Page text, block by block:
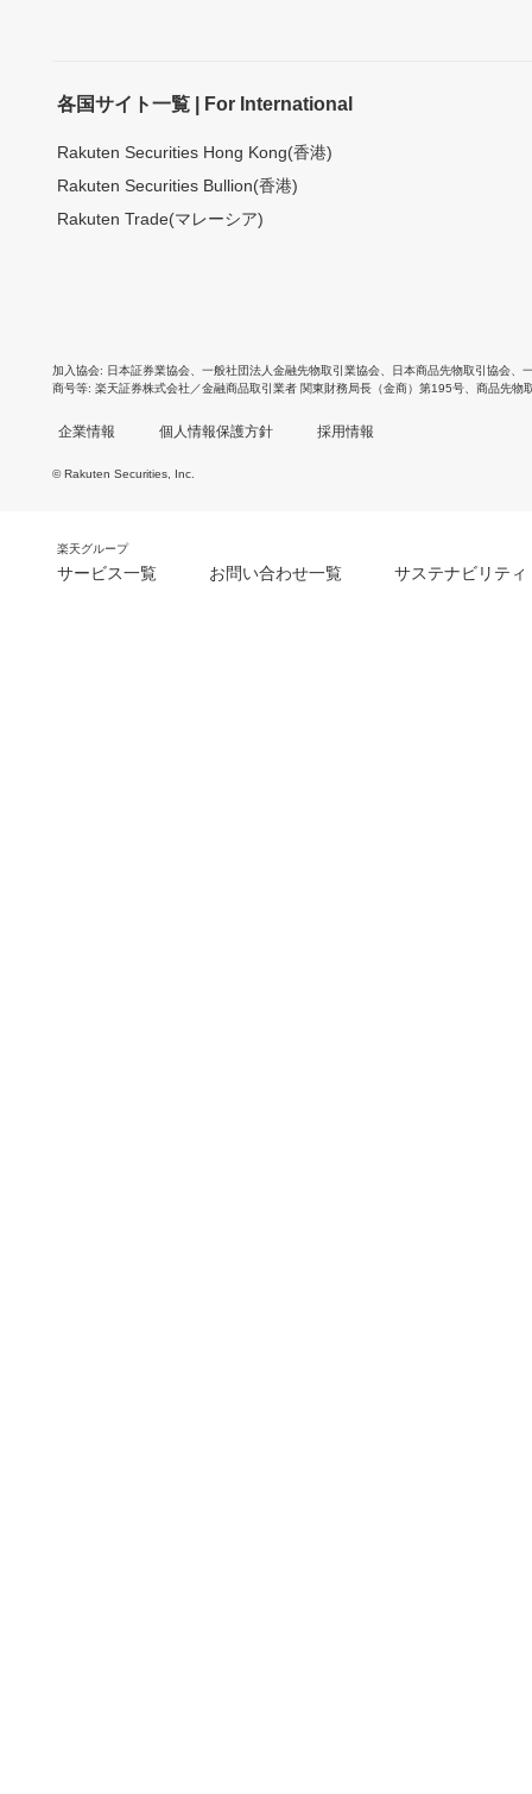
各国サイト一覧 | For International
Rakuten Securities Hong Kong(香港)
Rakuten Securities Bullion(香港)
Rakuten Trade(マレーシア)
加入協会 日本証券業協会 一般社団法人金融先物取引業協会 日本商品先物取引協会
商号等 楽天証券株式会社／金融商品取引業者 関東財務局長（金商）第195号、商品先物
企業情報 個人情報保護方針 採用情報
© Rakuten Securities, Inc.
楽天グループ
サービス一覧 お問い合わせ一覧 サステナビリティ